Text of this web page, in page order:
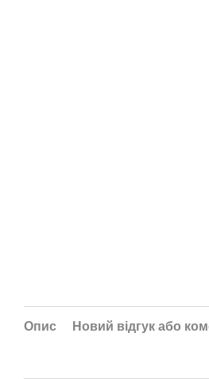
Опис Новий відгук або